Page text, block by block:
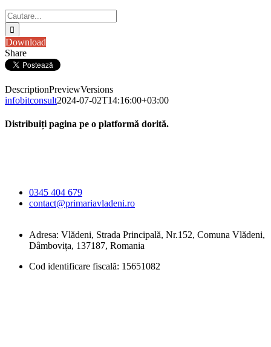
Cautare...
Download
Share
DescriptionPreviewVersions
infobitconsult2024-07-02T14:16:00+03:00
Distribuiți pagina pe o platformă dorită.
0345 404 679
contact@primariavladeni.ro
Adresa: Vlădeni, Strada Principală, Nr.152, Comuna Vlădeni,
Dâmbovița, 137187, Romania
Cod identificare fiscală: 15651082